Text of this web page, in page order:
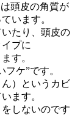
頭皮の角質が
います。
たり、頭皮の
プに
す。
ケ”です。
）というカビ
ます。
しないのです